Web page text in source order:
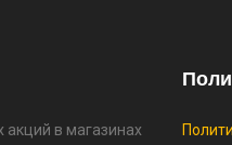
акций в магазинах